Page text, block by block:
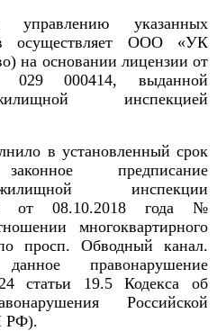
управлению указанных
осуществляет ООО «УК
на основании лицензии от
029 000414, выданной
инспекцией
в установленный срок
предписание
инспекции
от 08.10.2018 года №
многоквартирного
Обводный канал.
правонарушение
24статьи 19.5 Кодекса об
Российской
РФ).